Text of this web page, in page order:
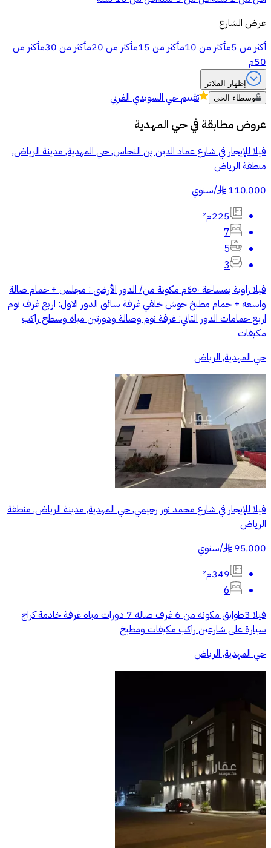
عرض الشارع
أكثر من 5م
أكثر من 10م أكثر من 15م أكثر من 20م أكثر من 30م
أكثر من
50م
إظهار الفلاتر
وسطاء الحي
تقييمحي السويدي الغربي
عروض مطابقة فيحي المهدية
فيلا للإيجار في شارع عماد الدين بن النحاس, حي المهدية, مدينة الرياض,
منطقة الرياض
110,000
§
/سنوي
225م²
7
5
3
فيلا زاوية بمساحة ٤٥٠م مكونة من/ الدور الأرضي : مجلس + حمام صالة
واسعه + حمام مطبخ حوش خلفي غرفة سائق الدور الاول: اربع غرف نوم
اربع حمامات الدور الثاني: غرفة نوم وصالة ودورتين مياة وسطح راكب
مكيفات
حي المهدية, الرياض
فيلا للإيجار في شارع محمد نور رحيمي, حي المهدية, مدينة الرياض, منطقة
الرياض
95,000
§
/سنوي
349م²
6
فيلا 3طوابق مكونه من 6 غرف صاله 7 دورات مباه غرفة خادمة كراج
سيارة على شارعين راكب مكيفات ومطبخ
حي المهدية, الرياض